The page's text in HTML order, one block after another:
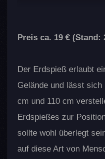
Preis ca. 19 € (Stand:
Der Erdspieß erlaubt
Gelände und lässt
cm und 110 cm
Erdspießes zur
sollte wohl überlegt
auf diese Art von